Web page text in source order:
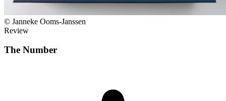
© Janneke Ooms-Janssen
Review
The Number